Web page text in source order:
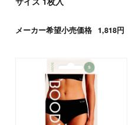
メーカー希望小売価格 1,818円